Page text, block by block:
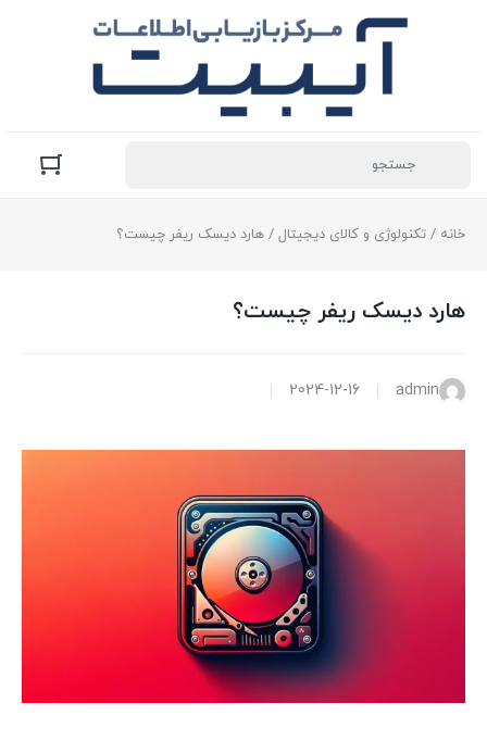
خانه / تکنولوژی و کالای دیجیتال / هارد دیسک ریفر چیست؟
هارد دیسک ریفر چیست؟
admin
2024-12-16